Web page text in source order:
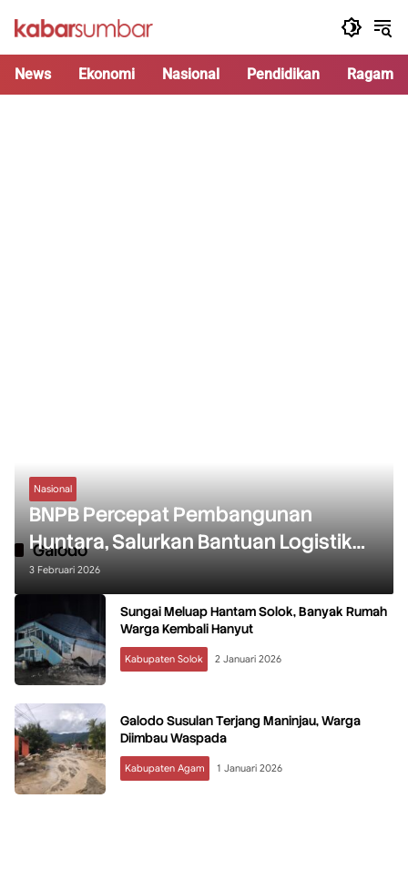
News Ekonomi Nasional Pendidikan Ragam
Galodo
Nasional
BNPB Percepat Pembangunan
Huntara, Salurkan Bantuan Logistik
Korban Bencana
3 Februari 2026
Sungai Meluap Hantam Solok, Banyak Rumah
Warga Kembali Hanyut
Kabupaten Solok 2 Januari 2026
Galodo Susulan Terjang Maninjau, Warga
Diimbau Waspada
Kabupaten Agam 1 Januari 2026